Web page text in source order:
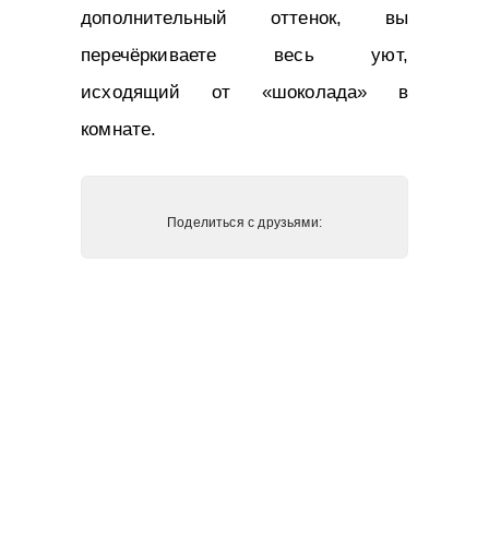
дополнительный оттенок, вы
перечёркиваете весь уют,
исходящий от «шоколада» в
комнате.
Поделиться с друзьями: